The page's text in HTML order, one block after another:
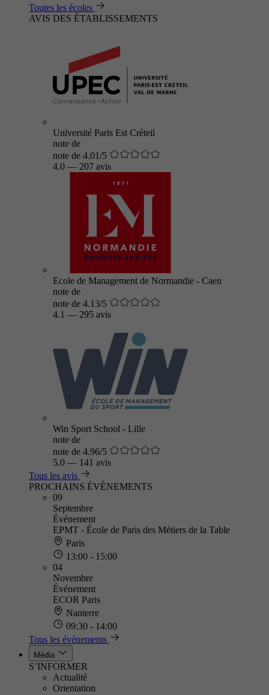
Toutes les écoles
AVIS DES ÉTABLISSEMENTS
Université Paris Est Créteil
note de
note de 4.01/5
4.0 — 207 avis
Ecole de Management de Normandie - Caen
note de
note de 4.13/5
4.1 — 295 avis
Win Sport School - Lille
note de
note de 4.96/5
5.0 — 141 avis
Tous les avis
PROCHAINS ÉVÈNEMENTS
09
Septembre
Événement
EPMT - École de Paris des Métiers de la Table
Paris
13:00 - 15:00
04
Novembre
Événement
ECOR Paris
Nanterre
09:30 - 14:00
Tous les événements
Média
S’INFORMER
Actualité
Orientation